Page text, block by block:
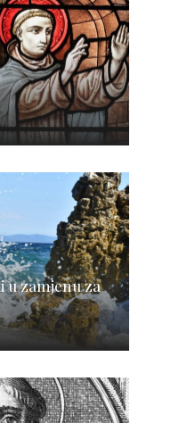
u zamjenu za